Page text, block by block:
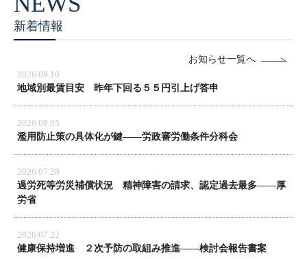
新着情報
お知らせ一覧へ
2026.08.10
地域別最賃目安 昨年下回る５５円引上げ答申
2026.08.05
濫用防止策の具体化が鍵――労政審労働条件分科会
2026.07.28
過労死等労災補償状況 精神障害の請求、認定過去最多――厚
労省
2026.07.22
健康保持増進 ２次予防の取組み推進――検討会報告書案